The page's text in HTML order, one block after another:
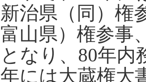
新治県（同）権
富山県）権参事
となり、80年内
年には大蔵権大